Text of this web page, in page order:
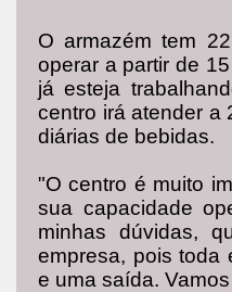
O armazém tem
operar a partir de
já esteja
centro irá atender a
diárias de bebidas.
"O centro é muito
sua capacidade
minhas dúvidas,
empresa, pois toda
e uma saída.